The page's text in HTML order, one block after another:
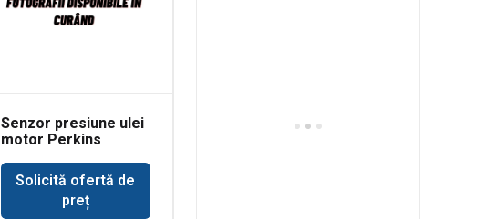
Senzor presiune ulei
motor Perkins
Solicită ofertă de
preț
Pompa de alimentare